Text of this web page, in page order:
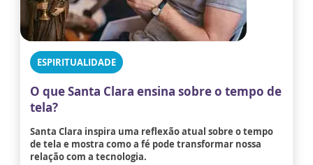
ESPIRITUALIDADE
O que Santa Clara ensina sobre o tempo de
tela?
Santa Clara inspira uma reflexão atual sobre o tempo
de tela e mostra como a fé pode transformar nossa
relação com a tecnologia.